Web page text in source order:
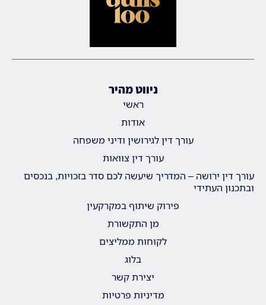
ניווט מהיר
ראשי
אודות
עורך דין לגירושין ודיני משפחה
עורך דין צוואות
עורך דין ירושה – המדריך שיעשה לכם סדר בזכויות, בנכסים
ובתכנון העתידי
פירוק שיתוף במקרקעין
מן התקשורת
לקוחות ממליצים
בלוג
יצירת קשר
מדיניות פרטיות